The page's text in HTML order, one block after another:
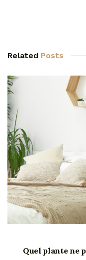
Related Posts
Quel plante ne